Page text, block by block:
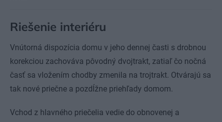
Riešenie interiéru
Vnútorná dispozícia domu v jeho dennej časti s drobnou
korekciou zachováva pôvodný dvojtrakt, zatiaľ čo nočná
časť sa vložením chodby zmenila na trojtrakt. Otvárajú sa
tak nové priečne a pozdĺžne priehľady domom.
Vchod z hlavného priečelia vedie do obnovenej a